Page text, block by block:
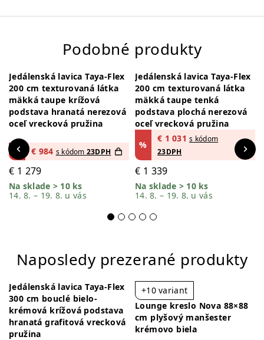
Podobné produkty
-23%
Jedálenská lavica Taya-Flex
200 cm texturovaná látka
mäkká taupe krížová
podstava hranatá nerezová
oceľ vrecková pružina
% € 984 s kódom 23DPH
€ 1 279
Na sklade > 10 ks
14. 8. – 19. 8. u vás
-23%
Jedálenská lavica Taya-Flex
200 cm texturovaná látka
mäkká taupe tenká
podstava plochá nerezová
oceľ vrecková pružina
%
€ 1 031 s kódom
23DPH
€ 1 339
Na sklade > 10 ks
14. 8. – 19. 8. u vás
Naposledy prezerané produkty
-23%
Jedálenská lavica Taya-Flex
300 cm bouclé bielo-
krémová krížová podstava
hranatá grafitová vrecková
pružina
+10 variant
Lounge kreslo Nova 88×88
cm plyšový manšester
krémovo biela